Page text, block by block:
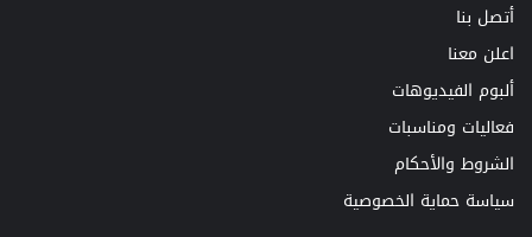
أتصل بنا
اعلن معنا
ألبوم الفيديوهات
فعاليات ومناسبات
الشروط والأحكام
سياسة حماية الخصوصية